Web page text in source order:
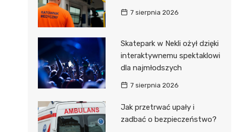
7 sierpnia 2026
Skatepark w Nekli ożył dzięki
interaktywnemu spektaklowi
dla najmłodszych
7 sierpnia 2026
Jak przetrwać upały i
zadbać o bezpieczeństwo?